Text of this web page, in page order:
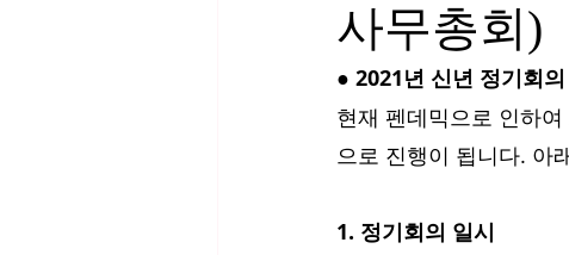
사무총회)
● 2021년 신년 정기회
현재 펜데믹으로 인하
으로 진행이 됩니다. 아
1. 정기회의 일시